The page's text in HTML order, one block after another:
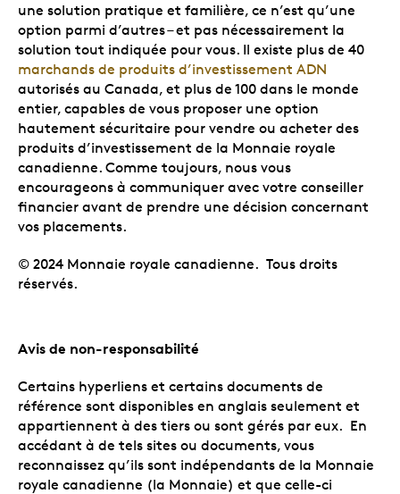
une solution pratique et familière, ce n’est qu’une
option parmi d’autres – et pas nécessairement la
solution tout indiquée pour vous. Il existe plus de 40
marchands de produits d’investissement ADN
autorisés au Canada, et plus de 100 dans le monde
entier, capables de vous proposer une option
hautement sécuritaire pour vendre ou acheter des
produits d’investissement de la Monnaie royale
canadienne. Comme toujours, nous vous
encourageons à communiquer avec votre conseiller
financier avant de prendre une décision concernant
vos placements.
© 2024 Monnaie royale canadienne. Tous droits
réservés.
Avis de non-responsabilité
Certains hyperliens et certains documents de
référence sont disponibles en anglais seulement et
appartiennent à des tiers ou sont gérés par eux. En
accédant à de tels sites ou documents, vous
reconnaissez qu’ils sont indépendants de la Monnaie
royale canadienne (la Monnaie) et que celle-ci